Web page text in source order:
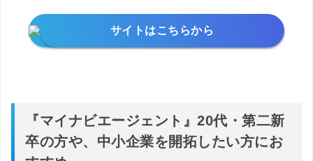
サイトはこちらから
『マイナビエージェント』20代・第二新
卒の方や、中小企業を開拓したい方にお